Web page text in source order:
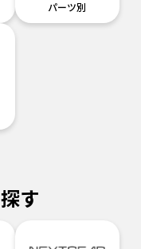
パーツ別
す